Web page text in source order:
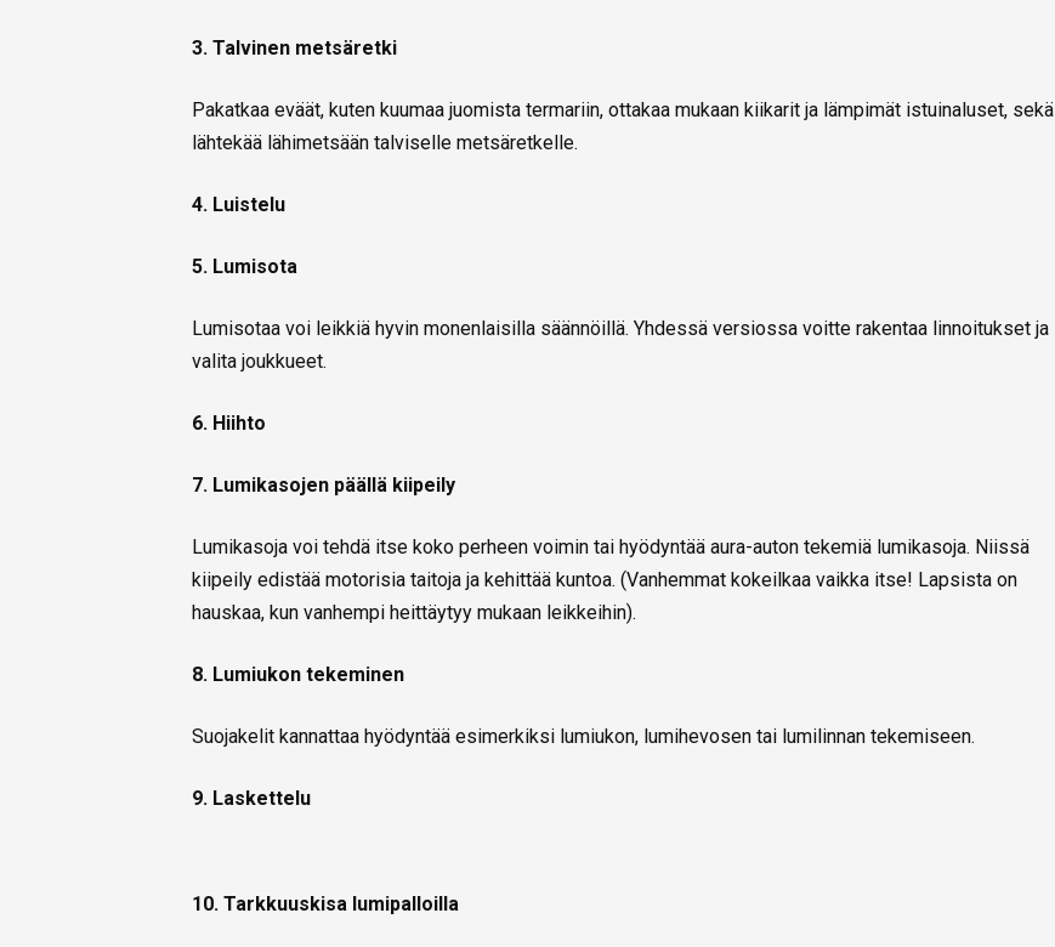
3. Talvinen metsäretki
Pakatkaa eväät, kuten kuumaa juomista termariin, ottakaa mukaan kiikarit ja lämpimät istuinaluset, sekä
lähtekää lähimetsään talviselle metsäretkelle.
4. Luistelu
5. Lumisota
Lumisotaa voi leikkiä hyvin monenlaisilla säännöillä. Yhdessä versiossa voitte rakentaa linnoitukset ja
valita joukkueet.
6. Hiihto
7. Lumikasojen päällä kiipeily
Lumikasoja voi tehdä itse koko perheen voimin tai hyödyntää aura-auton tekemiä lumikasoja. Niissä
kiipeily edistää motorisia taitoja ja kehittää kuntoa. (Vanhemmat kokeilkaa vaikka itse! Lapsista on
hauskaa, kun vanhempi heittäytyy mukaan leikkeihin).
8. Lumiukon tekeminen
Suojakelit kannattaa hyödyntää esimerkiksi lumiukon, lumihevosen tai lumilinnan tekemiseen.
9. Laskettelu
10. Tarkkuuskisa lumipalloilla